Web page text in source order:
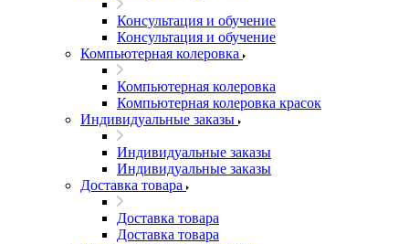
Консультация и обучение
Консультация и обучение
Компьютерная колеровка
Компьютерная колеровка
Компьютерная колеровка красок
Индивидуальные заказы
Индивидуальные заказы
Индивидуальные заказы
Доставка товара
Доставка товара
Доставка товара